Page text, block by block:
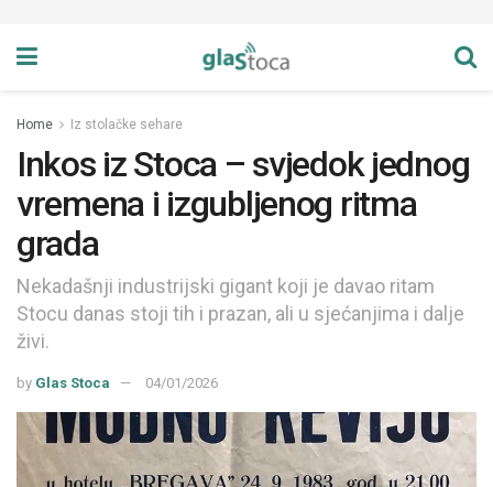
Home Iz stolačke sehare
Inkos iz Stoca – svjedok jednog
vremena i izgubljenog ritma
grada
Nekadašnji industrijski gigant koji je davao ritam
Stocu danas stoji tih i prazan, ali u sjećanjima i dalje
živi.
by Glas Stoca 04/01/2026